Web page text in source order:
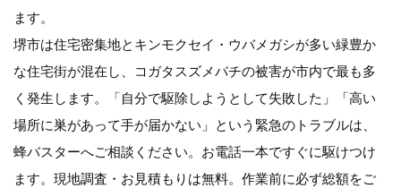
ます。
堺市は住宅密集地とキンモクセイ・ウバメガシが多い緑豊か
な住宅街が混在し、コガタスズメバチの被害が市内で最も多
く発生します。「自分で駆除しようとして失敗した」「高い
場所に巣があって手が届かない」という緊急のトラブルは、
蜂バスターへご相談ください。お電話一本ですぐに駆けつけ
ます。現地調査・お見積もりは無料。作業前に必ず総額をご